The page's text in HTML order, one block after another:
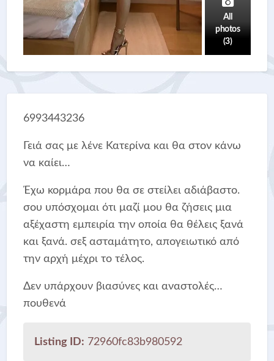
All
photos
(3)
6993443236
Γειά σας με λένε Κατερίνα και θα στον κάνω
να καίει…
Έχω κορμάρα που θα σε στείλει αδιάβαστο.
σου υπόσχομαι ότι μαζί μου θα ζήσεις μια
αξέχαστη εμπειρία την οποία θα θέλεις ξανά
και ξανά. σεξ ασταμάτητο, απογειωτικό από
την αρχή μέχρι το τέλος.
Δεν υπάρχουν βιασύνες και αναστολές…
πουθενά
Listing ID: 72960fc83b980592